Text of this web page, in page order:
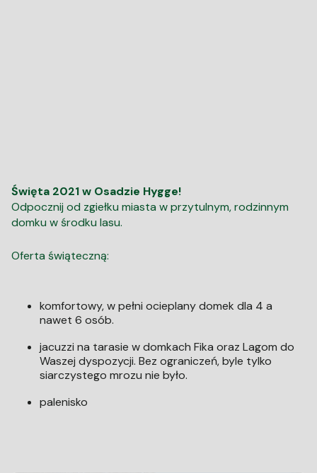
Święta 2021 w Osadzie Hygge!
Odpocznij od zgiełku miasta w przytulnym, rodzinnym
domku w środku lasu.
Oferta świąteczną:
komfortowy, w pełni ocieplany domek dla 4 a
nawet 6 osób.
jacuzzi na tarasie w domkach Fika oraz Lagom do
Waszej dyspozycji. Bez ograniczeń, byle tylko
siarczystego mrozu nie było.
palenisko